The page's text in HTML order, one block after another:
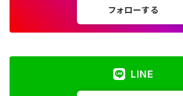
フォローする
LINE